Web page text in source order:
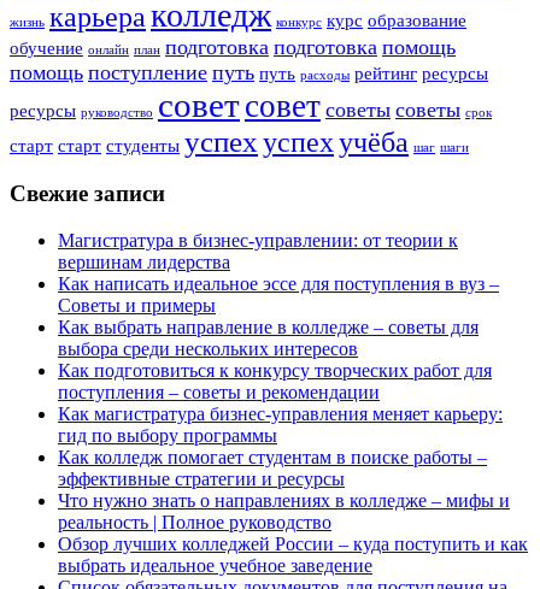
жизнь карьера колледж конкурс курс образование
обучение онлайн план подготовка подготовка помощь
помощь поступление путь путь расходы рейтинг ресурсы
ресурсы руководство советсовет советы советы срок
старт старт студенты успехуспехучёба шаг шаги
Свежие записи
Магистратура в бизнес-управлении: от теории к
вершинам лидерства
Как написать идеальное эссе для поступления в вуз –
Советы и примеры
Как выбрать направление в колледже – советы для
выбора среди нескольких интересов
Как подготовиться к конкурсу творческих работ для
поступления – советы и рекомендации
Как магистратура бизнес-управления меняет карьеру:
гид по выбору программы
Как колледж помогает студентам в поиске работы –
эффективные стратегии и ресурсы
Что нужно знать о направлениях в колледже – мифы и
реальность | Полное руководство
Обзор лучших колледжей России – куда поступить и как
выбрать идеальное учебное заведение